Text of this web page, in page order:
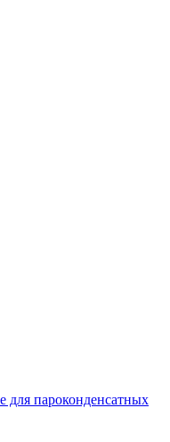
для пароконденсатных